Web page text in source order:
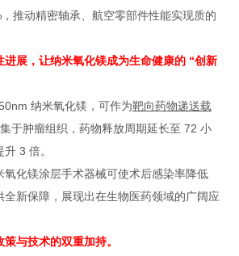
推动精密轴承、航空零部件性能实现质的
进展，让纳米氧化镁成为生命健康的 “创新
纳米氧化镁，可作为靶向药物递送载
于肿瘤组织，药物释放周期延长至 72 小
3 倍。
氧化镁涂层手术器械可使术后感染率降低
新保障，展现出在生物医药领域的广阔应
与技术的双重加持。